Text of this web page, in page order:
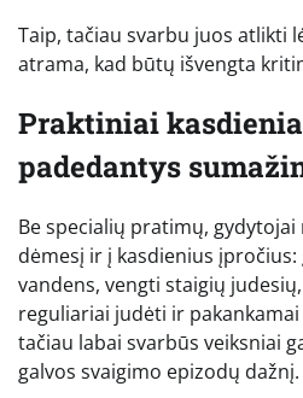
Taip, tačiau svarbu juos atlikti
atrama, kad būtų išvengta
Praktiniai
padedantys
Be specialių pratimų,
dėmesį ir į kasdienius
vandens, vengti staigių
reguliariai judėti ir
tačiau labai svarbūs veiksniai
galvos svaigimo epizodų dažnį.